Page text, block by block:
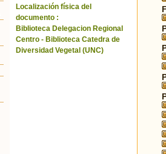
Localización física del
documento :
Biblioteca Delegacion Regional
Centro - Biblioteca Catedra de
Diversidad Vegetal (UNC)